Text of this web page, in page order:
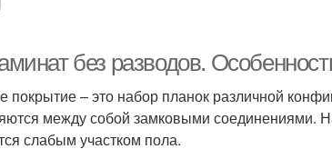
без разводов.
– это набор планок различной
между собой замковыми соединениями.
слабым участком пола.